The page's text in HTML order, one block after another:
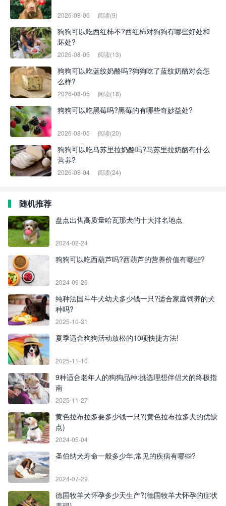
2026-08-06 阅读(9)
狗狗可以吃西红柿不?西红柿对狗狗有哪些好处和
坏处?
2026-08-06 阅读(13)
狗狗可以吃蓝纹奶酪吗?狗狗吃了蓝纹奶酪对会怎
么样?
2026-08-05 阅读(18)
狗狗可以吃黑莓吗?黑莓的有哪些奇妙益处?
2026-08-05 阅读(20)
狗狗可以吃马苏里拉奶酪吗?马苏里拉奶酪有什么
营养?
2026-08-04 阅读(24)
随机推荐
盘点出售高质量哈瓦那犬的十大排名地点
2024-02-24
狗狗可以吃西葫芦吗?西葫芦的营养价值有哪些?
2024-09-26
纯种法国斗牛犬幼犬多少钱一只?适合家庭饲养的犬
种吗?
2025-10-31
夏季适合狗狗活动放松的10项快捷方法!
2025-11-10
9种适合老年人的狗狗品种:挑选理想伴侣犬的终极指
南
2025-11-27
黄色拉布拉多要多少钱一只?(黄色拉布拉多犬的优缺
点)
2024-05-04
圣伯纳犬寿命一般多少年,常见的疾病有哪些?
2024-07-29
德国牧羊犬怀孕多少天生产?(德国牧羊犬怀孕的症状